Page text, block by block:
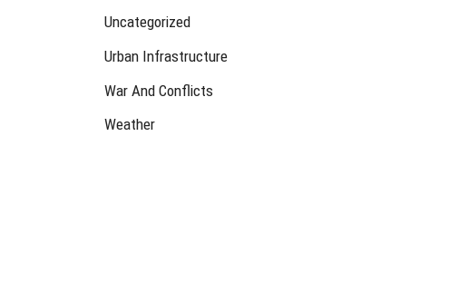
Uncategorized
Urban Infrastructure
War And Conflicts
Weather